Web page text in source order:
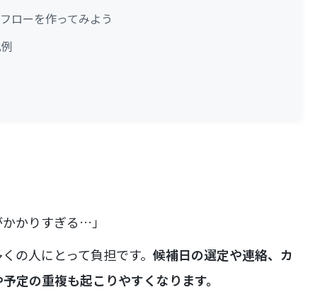
ローを作ってみよう
かりすぎる…」
の人にとって負担です。 候補日の選定や連絡、カ
定の重複も起こりやすくなります。